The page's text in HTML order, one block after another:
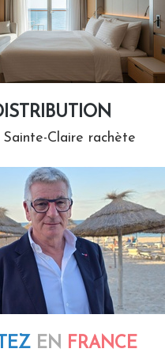
Claire rachète
EN FRANCE